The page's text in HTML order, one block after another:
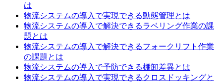
は
物流システムの導入で実現できる動態管理とは
物流システムの導入で解決できるラベリング作業の課
題とは
物流システムの導入で解決できるフォークリフト作業
の課題とは
物流システムの導入で予防できる棚卸差異とは
物流システムの導入で実現できるクロスドッキングと